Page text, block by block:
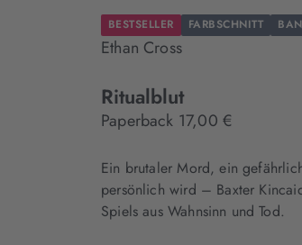
BESTSELLER FARBSCHNITT
Ethan Cross
Ritualblut
Paperback 17,00 €
Ein brutaler Mord, ein
persönlich wird – Baxter
Spiels aus Wahnsinn und Tod.